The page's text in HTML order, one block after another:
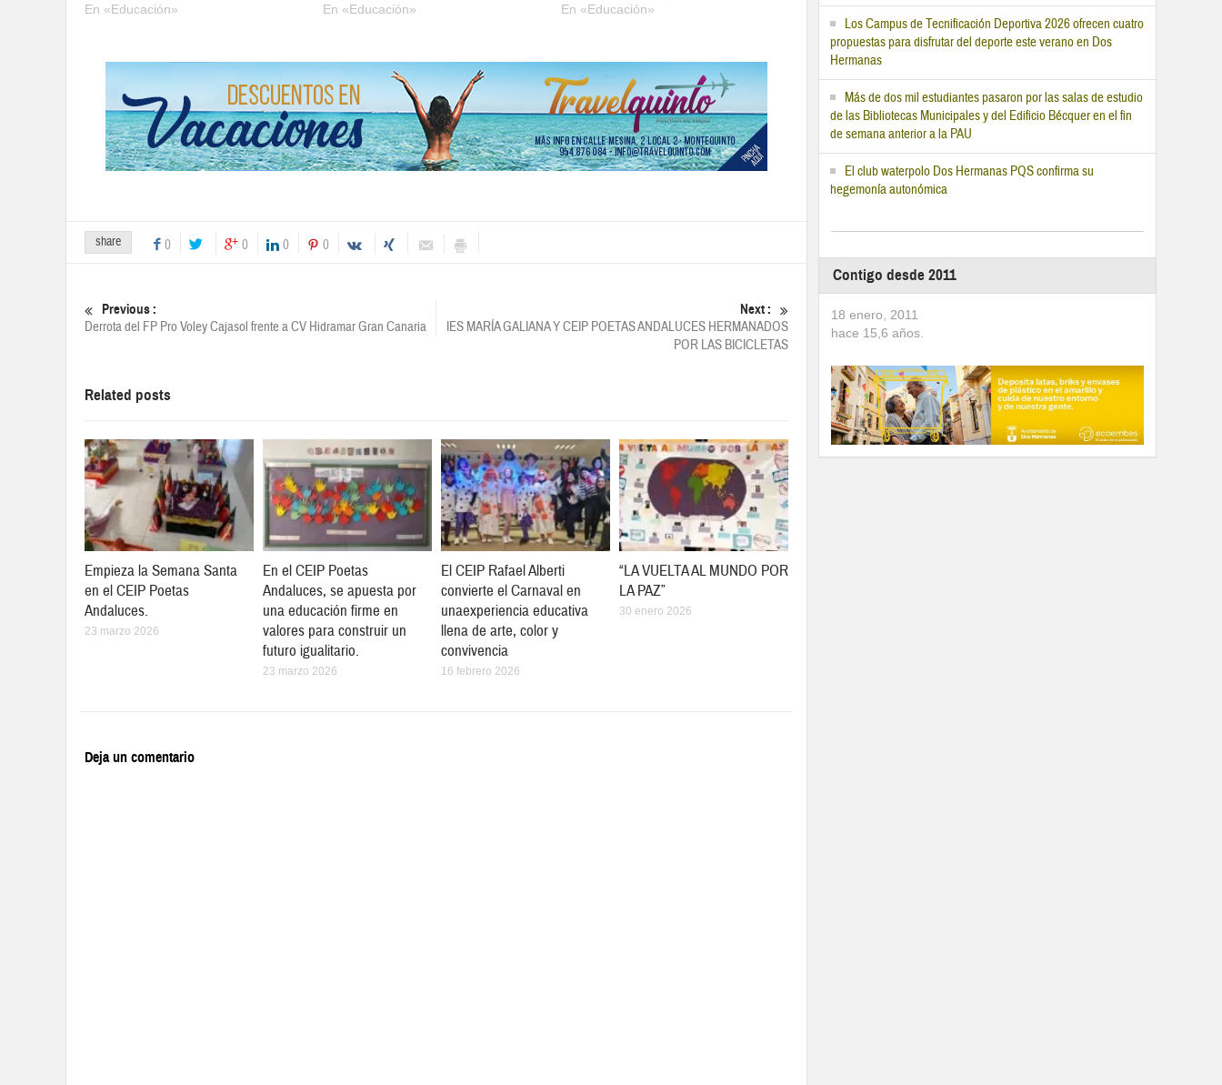
En «Educación»
En «Educación»
En «Educación»
share 0 0 0 0
Previous :
Derrota del FP Pro Voley Cajasol frente a CV Hidramar Gran Canaria
Next :
IES MARÍA GALIANA Y CEIP POETAS ANDALUCES HERMANADOS
POR LAS BICICLETAS
Related posts
Empieza la Semana Santa
en el CEIP Poetas
Andaluces.
23 marzo 2026
En el CEIP Poetas
Andaluces, se apuesta por
una educación firme en
valores para construir un
futuro igualitario.
23 marzo 2026
El CEIP Rafael Alberti
convierte el Carnaval en
unaexperiencia educativa
llena de arte, color y
convivencia
16 febrero 2026
“LA VUELTA AL MUNDO POR
LA PAZ”
30 enero 2026
Deja un comentario
Los Campus de Tecnificación Deportiva 2026 ofrecen cuatro
propuestas para disfrutar del deporte este verano en Dos
Hermanas
Más de dos mil estudiantes pasaron por las salas de estudio
de las Bibliotecas Municipales y del Edificio Bécquer en el fin
de semana anterior a la PAU
El club waterpolo Dos Hermanas PQS confirma su
hegemonía autonómica
Contigo desde 2011
18 enero, 2011
hace 15,6 años.